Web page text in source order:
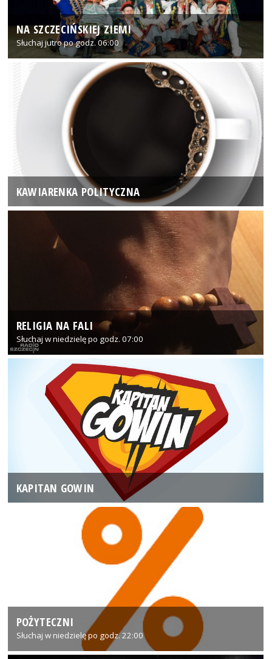
NA SZCZECIŃSKIEJ ZIEMI
Słuchaj jutro po godz. 06:00
KAWIARENKA POLITYCZNA
RELIGIA NA FALI
Słuchaj w niedzielę po godz. 07:00
KAPITAN GOWIN
POŻYTECZNI
Słuchaj w niedzielę po godz. 22:00